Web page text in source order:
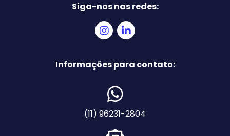
Siga-nos nas redes:
Informações para contato:
(11) 96231-2804